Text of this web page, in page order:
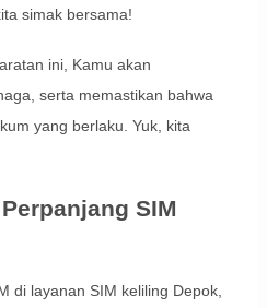
simak bersama!
ini, Kamu akan
serta memastikan bahwa
yang berlaku. Yuk, kita
SIM
di layanan SIM keliling Depok,